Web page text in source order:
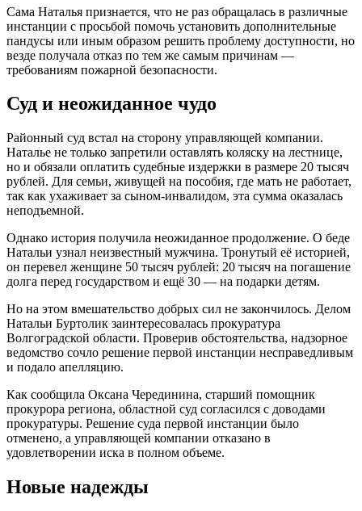
Сама Наталья признается, что не раз обращалась в различные
инстанции с просьбой помочь установить дополнительные
пандусы или иным образом решить проблему доступности, но
везде получала отказ по тем же самым причинам —
требованиям пожарной безопасности.
Суд и неожиданное чудо
Районный суд встал на сторону управляющей компании.
Наталье не только запретили оставлять коляску на лестнице,
но и обязали оплатить судебные издержки в размере 20 тысяч
рублей. Для семьи, живущей на пособия, где мать не работает,
так как ухаживает за сыном-инвалидом, эта сумма оказалась
неподъемной.
Однако история получила неожиданное продолжение. О беде
Натальи узнал неизвестный мужчина. Тронутый её историей,
он перевел женщине 50 тысяч рублей: 20 тысяч на погашение
долга перед государством и ещё 30 — на подарки детям.
Но на этом вмешательство добрых сил не закончилось. Делом
Натальи Буртолик заинтересовалась прокуратура
Волгоградской области. Проверив обстоятельства, надзорное
ведомство сочло решение первой инстанции несправедливым
и подало апелляцию.
Как сообщила Оксана Черединина, старший помощник
прокурора региона, областной суд согласился с доводами
прокуратуры. Решение суда первой инстанции было
отменено, а управляющей компании отказано в
удовлетворении иска в полном объеме.
Новые надежды